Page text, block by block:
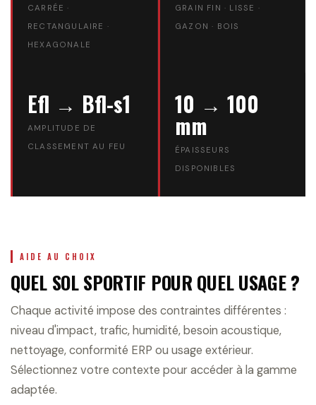
CARRÉE ·
RECTANGULAIRE ·
HEXAGONALE
GRAIN FIN · LISSE ·
GAZON · BOIS
Efl → Bfl-s1
AMPLITUDE DE
CLASSEMENT AU FEU
10 → 100
mm
ÉPAISSEURS
DISPONIBLES
AIDE AU CHOIX
QUEL SOL SPORTIF POUR QUEL USAGE ?
Chaque activité impose des contraintes différentes :
niveau d'impact, trafic, humidité, besoin acoustique,
nettoyage, conformité ERP ou usage extérieur.
Sélectionnez votre contexte pour accéder à la gamme
adaptée.